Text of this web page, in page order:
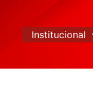
Institucional